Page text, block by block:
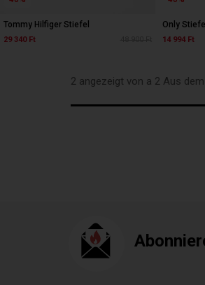
Tommy Hilfiger Stiefel
29 340 Ft
Only Stiefel
14 994 Ft
2 angezeigt von a 2 Aus